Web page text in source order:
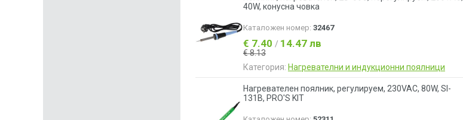
40W, конусна човка
Каталожен номер: 32467
€ 7.40 / 14.47 лв
€ 8.13
Категория: Нагревателни и индукционни поялници
Нагревателен поялник, регулируем, 230VAC, 80W, SI-
131B, PRO'S KIT